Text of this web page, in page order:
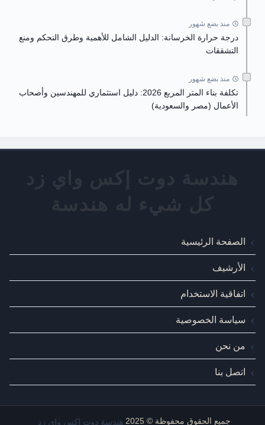
منذ بضع شهور
درجة حرارة الخرسانة: الدليل الشامل للأهمية وطرق التحكم ومنع
التشققات
منذ بضع شهور
تكلفة بناء المتر المربع 2026: دليل استثماري للمهندسين وأصحاب
الأعمال (مصر والسعودية)
الصفحة الرئيسية
الأرشيف
اتفاقية الاستخدام
سياسة الخصوصية
من نحن
اتصل بنا
جميع الحقوق محفوظة © 2025 هندسة دوت إكس واي زد